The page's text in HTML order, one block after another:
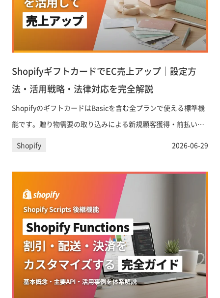
ShopifyギフトカードでEC売上アップ｜設定方
法・活用戦略・法律対応を完全解説
ShopifyのギフトカードはBasicを含む全プランで使える標準機
能です。贈り物需要の取り込みによる新規顧客獲得・前払い収
益によるキャッシュフロー改善から、資金決済法対応まで、EC
Shopify 2026-06-29